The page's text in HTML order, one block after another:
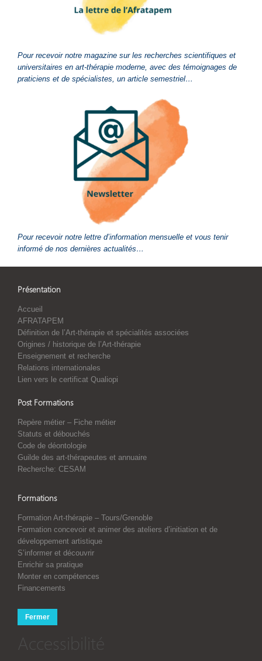
Pour recevoir notre magazine sur les recherches scientifiques et
universitaires en art-thérapie moderne, avec des témoignages de
praticiens et de spécialistes, un article semestriel…
Pour recevoir notre lettre d’information mensuelle et vous tenir
informé de nos dernières actualités…
Présentation
Accueil
AFRATAPEM
Définition de l’Art-thérapie et spécialités associées
Origines / historique de l’Art-thérapie
Enseignement et recherche
Relations internationales
Lien vers le certificat Qualiopi
Post Formations
Repère métier – Fiche métier
Statuts et débouchés
Code de déontologie
Guilde des art-thérapeutes et annuaire
Recherche: CESAM
Formations
Formation Art-thérapie – Tours/Grenoble
Formation concevoir et animer des ateliers d’initiation et de
développement artistique
S’informer et découvrir
Enrichir sa pratique
Monter en compétences
Financements
Fermer
Accessibilité